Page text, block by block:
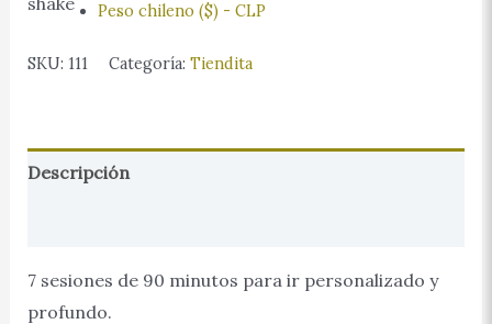
$672,00.$350,00.
Peso chileno ($) - CLP
SKU: 111 Categoría: Tiendita
Descripción
7 sesiones de 90 minutos para ir personalizado y
profundo.